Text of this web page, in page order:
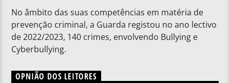
No âmbito das suas competências em matéria de
prevenção criminal, a Guarda registou no ano lectivo
de 2022/2023, 140 crimes, envolvendo Bullying e
Cyberbullying.
OPNIÃO DOS LEITORES